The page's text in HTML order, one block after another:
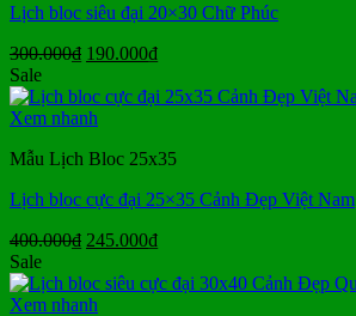
Lịch bloc siêu đại 20×30 Chữ Phúc
300.000₫ Giá
là:
300.000₫.
190.000₫Giá
tại
Sale
Xem nhanh
Mẫu Lịch Bloc 25x35
Lịch bloc cực đại 25×35 Cảnh Đẹp Việt Nam
400.000₫ Giá
là:
400.000₫.
245.000₫Giá
tại
Sale
Xem nhanh